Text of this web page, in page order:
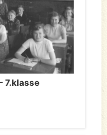
7.klasse